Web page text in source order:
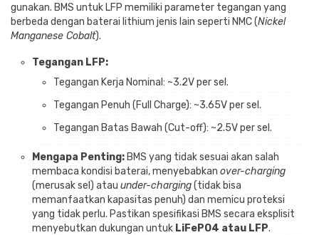
gunakan. BMS untuk LFP memiliki parameter tegangan yang
berbeda dengan baterai lithium jenis lain seperti NMC (Nickel
Manganese Cobalt).
Tegangan LFP:
Tegangan Kerja Nominal: ~3.2V per sel.
Tegangan Penuh (Full Charge): ~3.65V per sel.
Tegangan Batas Bawah (Cut-off): ~2.5V per sel.
Mengapa Penting: BMS yang tidak sesuai akan salah
membaca kondisi baterai, menyebabkan over-charging
(merusak sel) atau under-charging(tidak bisa
memanfaatkan kapasitas penuh) dan memicu proteksi
yang tidak perlu. Pastikan spesifikasi BMS secara eksplisit
menyebutkan dukungan untuk LiFePO4 atau LFP.